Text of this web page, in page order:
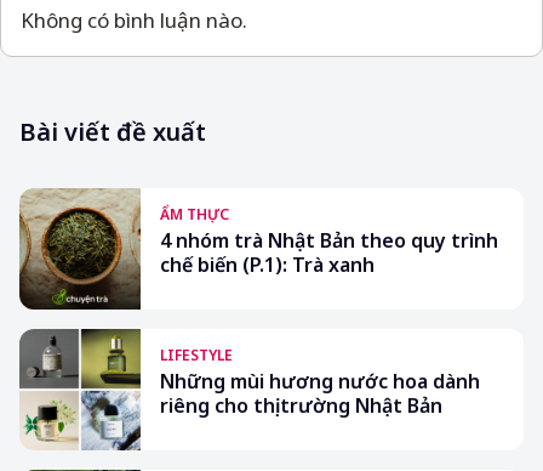
Không có bình luận nào.
Bài viết đề xuất
ẨM THỰC
4 nhóm trà Nhật Bản theo quy trình
chế biến (P.1): Trà xanh
LIFESTYLE
Những mùi hương nước hoa dành
riêng cho thị trường Nhật Bản